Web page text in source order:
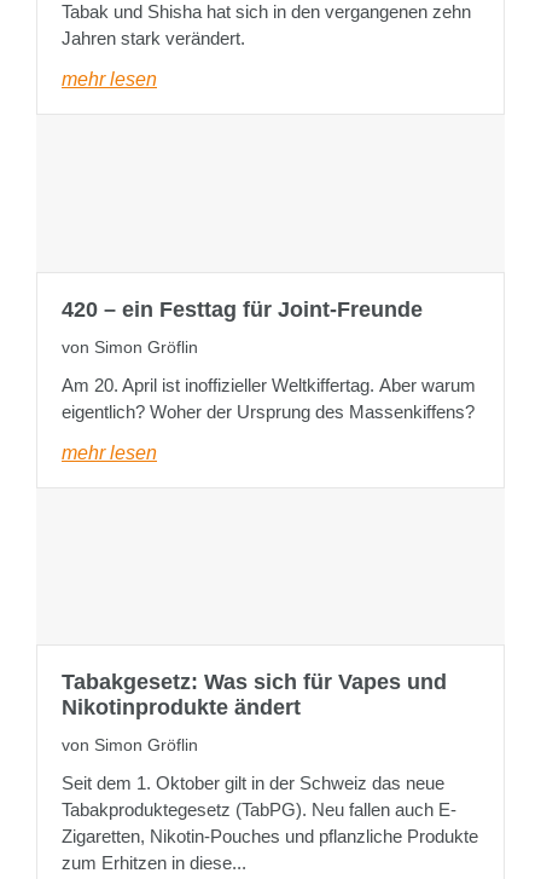
Tabak und Shisha hat sich in den vergangenen zehn
Jahren stark verändert.
mehr lesen
420 – ein Festtag für Joint-Freunde
von Simon Gröflin
Am 20. April ist inoffizieller Weltkiffertag. Aber warum
eigentlich? Woher der Ursprung des Massenkiffens?
mehr lesen
Tabakgesetz: Was sich für Vapes und
Nikotinprodukte ändert
von Simon Gröflin
Seit dem 1. Oktober gilt in der Schweiz das neue
Tabakproduktegesetz (TabPG). Neu fallen auch E-
Zigaretten, Nikotin-Pouches und pflanzliche Produkte
zum Erhitzen in diese...